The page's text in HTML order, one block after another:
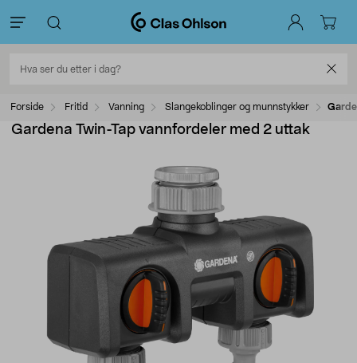
Forside Fritid Vanning Slangekoblinger og munnstykker
Gardena Twin-Tap vannfordeler med 2 uttak